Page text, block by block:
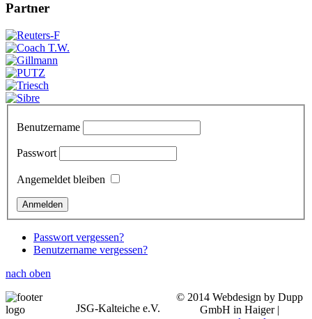
Partner
Benutzername
Passwort
Angemeldet bleiben
Passwort vergessen?
Benutzername vergessen?
nach oben
JSG-Kalteiche e.V.
© 2014 Webdesign by Dupp
GmbH in Haiger |